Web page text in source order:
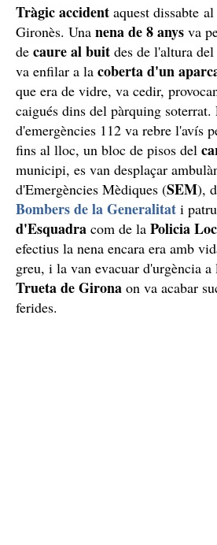
Tràgic accident aquest dissabte
Gironès. Una nena de 8 anys va
de caure al buit des de l'altura
va enfilar a la coberta d'un
que era de vidre, va cedir,
caigués dins del pàrquing
d'emergències 112 va rebre l'avís
fins al lloc, un bloc de pisos del
municipi, es van desplaçar
d'Emergències Mèdiques (SEM),
Bombers de la Generalitat i
d'Esquadra com de la Policia
efectius la nena encara era amb
greu, i la van evacuar d'urgència a
Trueta de Girona on va acabar
ferides.